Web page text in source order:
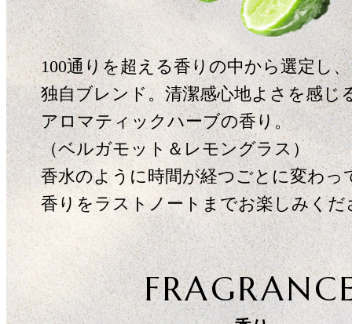
100通りを超える香りの中から選定し、
独自ブレンド。清潔感心地よさを感じ
アロマティックハーブの香り。
（ベルガモット＆レモングラス）
香水のように時間が経つごとに変わっ
香りをラストノートまでお楽しみくだ